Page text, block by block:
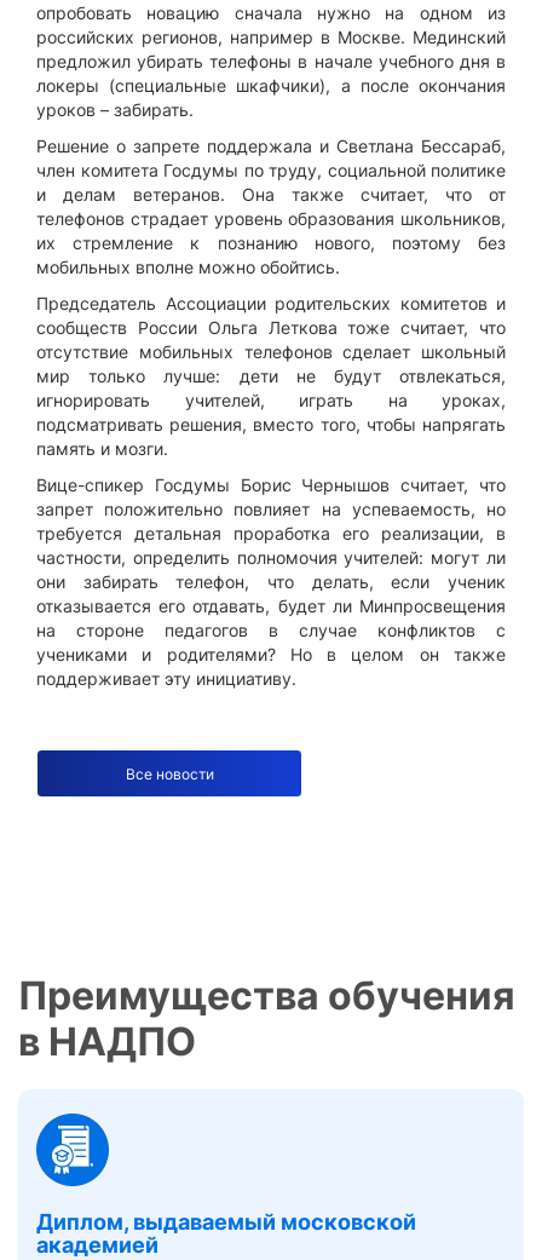
опробовать новацию сначала нужно на одном из
российских регионов, например в Москве. Мединский
предложил убирать телефоны в начале учебного дня в
локеры (специальные шкафчики), а после окончания
уроков – забирать.
Решение о запрете поддержала и Светлана Бессараб,
член комитета Госдумы по труду, социальной политике
и делам ветеранов. Она также считает, что от
телефонов страдает уровень образования школьников,
их стремление к познанию нового, поэтому без
мобильных вполне можно обойтись.
Председатель Ассоциации родительских комитетов и
сообществ России Ольга Леткова тоже считает, что
отсутствие мобильных телефонов сделает школьный
мир только лучше: дети не будут отвлекаться,
игнорировать учителей, играть на уроках,
подсматривать решения, вместо того, чтобы напрягать
память и мозги.
Вице-спикер Госдумы Борис Чернышов считает, что
запрет положительно повлияет на успеваемость, но
требуется детальная проработка его реализации, в
частности, определить полномочия учителей: могут ли
они забирать телефон, что делать, если ученик
отказывается его отдавать, будет ли Минпросвещения
на стороне педагогов в случае конфликтов с
учениками и родителями? Но в целом он также
поддерживает эту инициативу.
Все новости
Преимущества обучения
в НАДПО
Диплом, выдаваемый московской
академией